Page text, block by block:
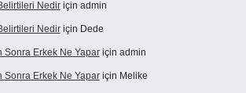
Nediriçin admin
Nediriçin Dede
Sonra Erkek Ne Yapariçin admin
Sonra Erkek Ne Yapariçin Melike